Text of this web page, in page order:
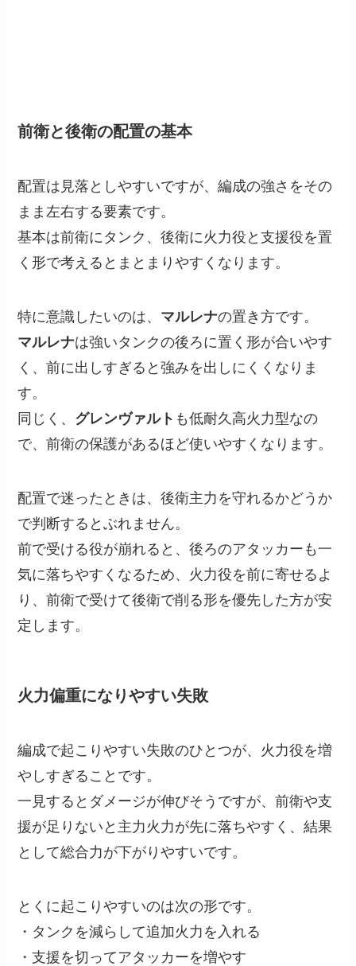
前衛と後衛の配置の基本
配置は見落としやすいですが、編成の強さをその
まま左右する要素です。
基本は前衛にタンク、後衛に火力役と支援役を置
く形で考えるとまとまりやすくなります。
特に意識したいのは、 マルレナの置き方です。
マルレナは強いタンクの後ろに置く形が合いやす
く、前に出しすぎると強みを出しにくくなりま
す。
同じく、 グレンヴァルト も低耐久高火力型なの
で、前衛の保護があるほど使いやすくなります。
配置で迷ったときは、後衛主力を守れるかどうか
で判断するとぶれません。
前で受ける役が崩れると、後ろのアタッカーも一
気に落ちやすくなるため、火力役を前に寄せるよ
り、前衛で受けて後衛で削る形を優先した方が安
定します。
火力偏重になりやすい失敗
編成で起こりやすい失敗のひとつが、火力役を増
やしすぎることです。
一見するとダメージが伸びそうですが、前衛や支
援が足りないと主力火力が先に落ちやすく、結果
として総合力が下がりやすいです。
とくに起こりやすいのは次の形です。
・タンクを減らして追加火力を入れる
・支援を切ってアタッカーを増やす